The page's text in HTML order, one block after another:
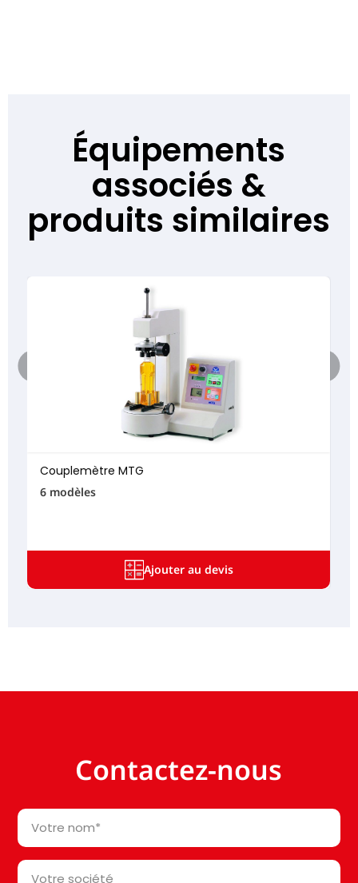
Équipements
associés &
produits similaires
Couplemètre MTG
6 modèles
Ajouter au devis
Contactez-nous
Votre
nom
Votre